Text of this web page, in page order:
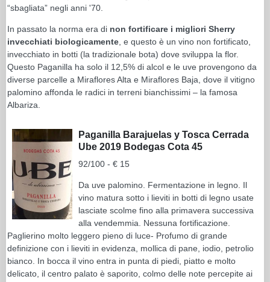
“sbagliata” negli anni '70.
In passato la norma era di non fortificare i migliori Sherry
invecchiati biologicamente , e questo è un vino non fortificato,
invecchiato in botti (la tradizionale bota) dove sviluppa la flor.
Questo Paganilla ha solo il 12,5% di alcol e le uve provengono da
diverse parcelle a Miraflores Alta e Miraflores Baja, dove il vitigno
palomino affonda le radici in terreni bianchissimi – la famosa
Albariza.
Paganilla Barajuelas y Tosca Cerrada
Ube 2019 Bodegas Cota 45
92/100 - € 15
Da uve palomino. Fermentazione in legno. Il
vino matura sotto i lieviti in botti di legno usate
lasciate scolme fino alla primavera successiva
alla vendemmia. Nessuna fortificazione.
Paglierino molto leggero pieno di luce- Profumo di grande
definizione con i lieviti in evidenza, mollica di pane, iodio, petrolio
bianco. In bocca il vino entra in punta di piedi, piatto e molto
delicato, il centro palato è saporito, colmo delle note percepite ai